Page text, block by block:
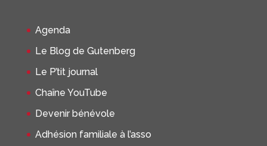
Agenda
Le Blog de Gutenberg
Le P’tit journal
Chaîne YouTube
Devenir bénévole
Adhésion familiale à l’asso